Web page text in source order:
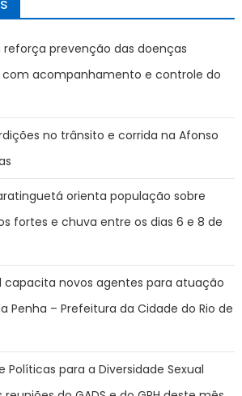
reforça prevenção das doenças
com acompanhamento e controle do
no trânsito e corrida na Afonso
orienta população sobre
fortes e chuva entre os dias 6 e 8 de
capacita novos agentes para atuação
Penha – Prefeitura da Cidade do Rio de
Políticas para a Diversidade Sexual